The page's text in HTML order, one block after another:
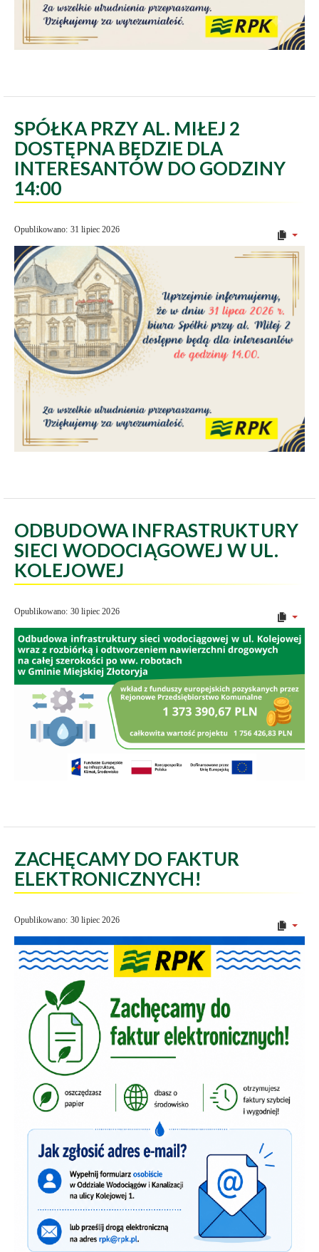
SPÓŁKA PRZY AL. MIŁEJ 2
DOSTĘPNA BĘDZIE DLA
INTERESANTÓW DO GODZINY
14:00
Opublikowano: 31 lipiec 2026
ODBUDOWA INFRASTRUKTURY
SIECI WODOCIĄGOWEJ W UL.
KOLEJOWEJ
Opublikowano: 30 lipiec 2026
ZACHĘCAMY DO FAKTUR
ELEKTRONICZNYCH!
Opublikowano: 30 lipiec 2026